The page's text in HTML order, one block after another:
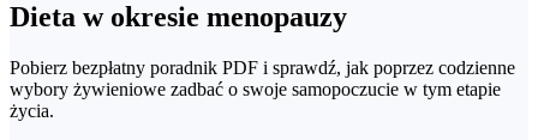
Dieta w okresie menopauzy
Pobierz bezpłatny poradnik PDF i sprawdź, jak poprzez codzienne
wybory żywieniowe zadbać o swoje samopoczucie w tym etapie
życia.